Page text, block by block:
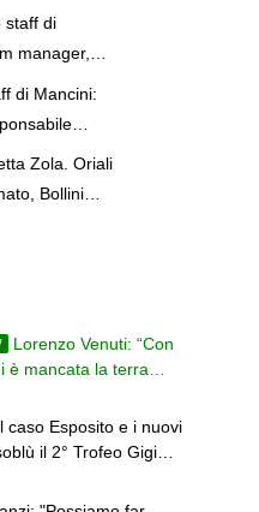
staff di
manager,
di Mancini:
I nomi
Zola. Oriali
Bollini
Lorenzo Venuti: “Con
è mancata la terra
caso Esposito e i nuovi
il 2° Trofeo Gigi